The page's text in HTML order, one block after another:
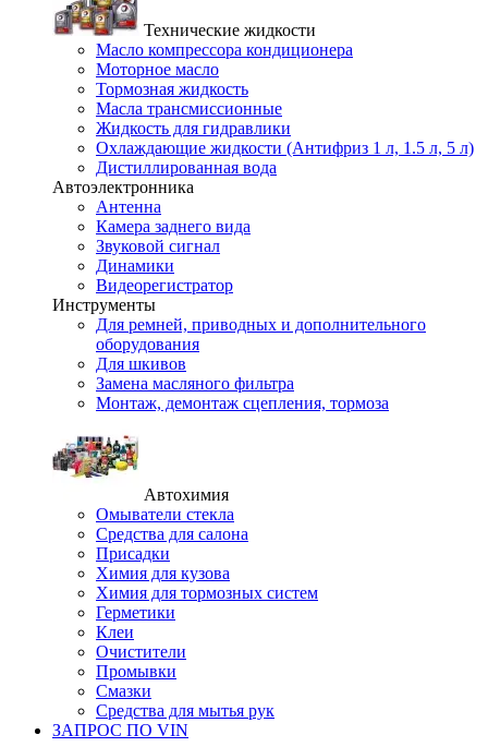
Технические жидкости
Масло компрессора кондиционера
Моторное масло
Тормозная жидкость
Масла трансмиссионные
Жидкость для гидравлики
Охлаждающие жидкости (Антифриз 1 л, 1.5 л, 5 л)
Дистиллированная вода
Автоэлектронника
Антенна
Камера заднего вида
Звуковой сигнал
Динамики
Видеорегистратор
Инструменты
Для ремней, приводных и дополнительного
оборудования
Для шкивов
Замена масляного фильтра
Монтаж, демонтаж сцепления, тормоза
Автохимия
Омыватели стекла
Средства для салона
Присадки
Химия для кузова
Химия для тормозных систем
Герметики
Клеи
Очистители
Промывки
Смазки
Средства для мытья рук
ЗАПРОС ПО VIN